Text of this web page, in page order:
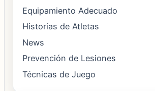
Equipamiento Adecuado
Historias de Atletas
News
Prevención de Lesiones
Técnicas de Juego